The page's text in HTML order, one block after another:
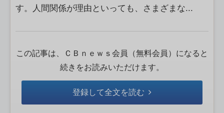
す。人間関係が理由といっても、さまざまな...
この記事は、ＣＢｎｅｗｓ会員（無料会員）になると
続きをお読みいただけます。
登録して全文を読む